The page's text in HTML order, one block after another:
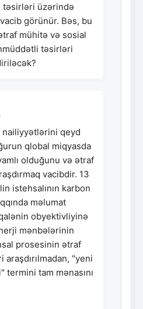
təsirləri üzərində
görünür. Bəs, bu
mühitə və sosial
təsirləri
nailiyyətlərini qeyd
qlobal miqyasda
olduğunu və ətraf
vacibdir. 13
istehsalının karbon
məlumat
obyektivliyinə
mənbələrinin
prosesinin ətraf
"yeni
tam mənasını